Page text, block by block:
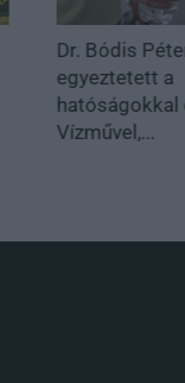
Dr. Bódis
egyeztetett a
hatóságokkal
Vízművel,...